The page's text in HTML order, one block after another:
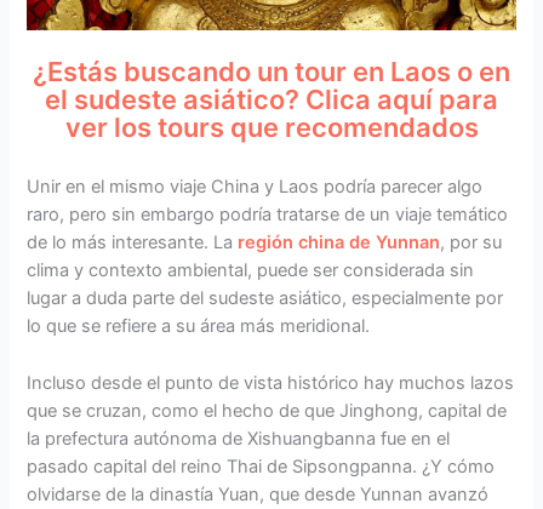
¿Estás buscando un tour en Laos o en
el sudeste asiático? Clica aquí para
ver los tours que recomendados
Unir en el mismo viaje China y Laos podría parecer algo
raro, pero sin embargo podría tratarse de un viaje temático
de lo más interesante. La región china de Yunnan, por su
clima y contexto ambiental, puede ser considerada sin
lugar a duda parte del sudeste asiático, especialmente por
lo que se refiere a su área más meridional.
Incluso desde el punto de vista histórico hay muchos lazos
que se cruzan, como el hecho de que Jinghong, capital de
la prefectura autónoma de Xishuangbanna fue en el
pasado capital del reino Thai de Sipsongpanna. ¿Y cómo
olvidarse de la dinastía Yuan, que desde Yunnan avanzó